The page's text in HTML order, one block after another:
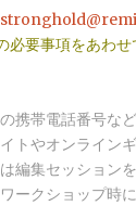
必要事項をあわ
携帯電話番号など
トやオンライン
編集セッション
ークショップ時に